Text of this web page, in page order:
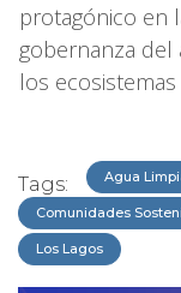
protagónico en
gobernanza del
los
Tags: Agua
Comunidades
Los Lagos